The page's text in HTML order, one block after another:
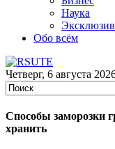
Наука
Эксклюзив
Обо всём
Четверг, 6 августа
Способы заморозки
хранить